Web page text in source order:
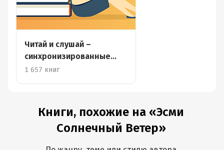
Читай и слушай –
синхронизированные
книги
1 657 книг
Книги, похожие на «Эсми
Солнечный Ветер»